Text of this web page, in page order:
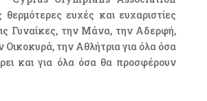
ευχές και ευχαριστίες
Γυναίκες, την Μάνα, την Αδερφή,
Οικοκυρά, την Αθλήτρια για όλα όσα
και για όλα όσα θα προσφέρουν